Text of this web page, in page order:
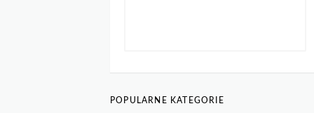
POPULARNE KATEGORIE